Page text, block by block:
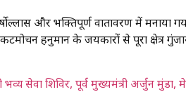
और भक्तिपूर्ण वातावरण में मनाया
हनुमान के जयकारों से पूरा क्षेत्र
सेवा शिविर, पूर्व मुख्यमंत्री अर्जुन मुंडा,